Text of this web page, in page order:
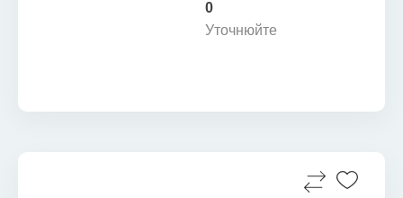
0
Уточнюйте